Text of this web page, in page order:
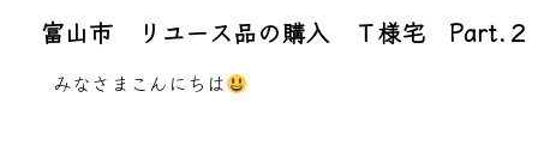
富山市 リユース品の購入 Ｔ様宅 Part.２
みなさまこんにちは